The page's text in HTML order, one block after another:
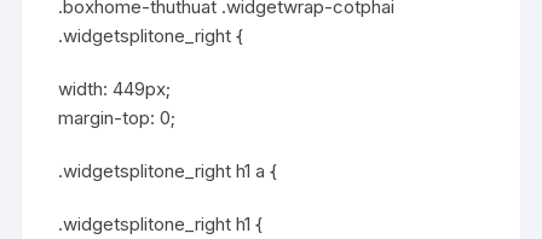
.boxhome-thuthuat .widgetwrap-cotphai
.widgetsplitone_right {
width: 449px;
margin-top: 0;
.widgetsplitone_right h1 a {
.widgetsplitone_right h1 {